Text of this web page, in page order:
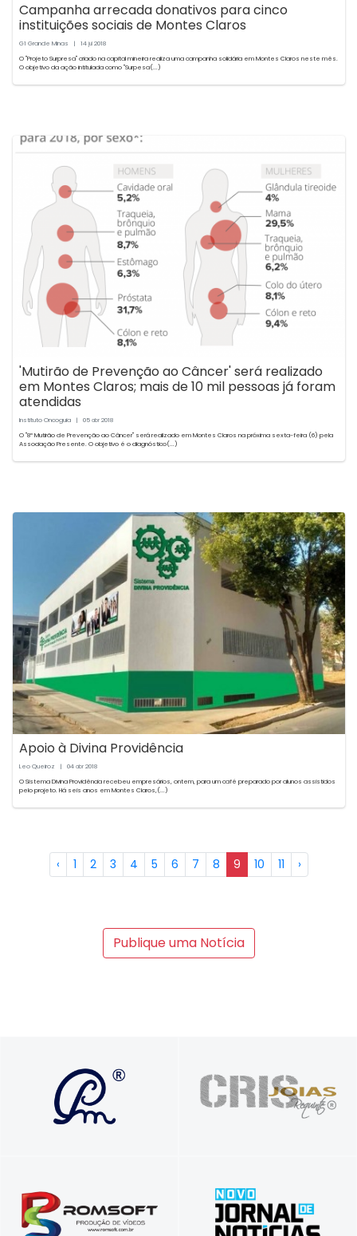
Campanha arrecada donativos para cinco
instituições sociais de Montes Claros
G1 Grande Minas | 14 jul2018
O "Projeto Surpresa" criado na capital mineira realiza uma campanha solidária em Montes Claros neste mês.
O objetivo da ação intitulada como "Surpesa(...)
'Mutirão de Prevenção ao Câncer' será realizado
em Montes Claros; mais de 10 mil pessoas já foram
atendidas
Instituto Oncoguia | 05 abr2018
O "8º Mutirão de Prevenção ao Câncer" será realizado em Montes Claros na próxima sexta-feira (6) pela
Associação Presente. O objetivo é o diagnóstico(...)
Apoio à Divina Providência
Leo Queiroz | 04 abr2018
O Sistema Divina Providência recebeu empresários, ontem, para um café preparado por alunos assistidos
pelo projeto. Há seis anos em Montes Claros,(...)
‹ 1 2 3 4 5 6 7 8 9 10 11 ›
Publique uma Notícia
Soluções que transformam vidas e
carreiras com propósito e autenticidade
Presente nos seus melhores momentos
Vídeos comerciais, institucionais e para
treinamentos corporativos
Tradição em Informar, Inovação em
Comunicar